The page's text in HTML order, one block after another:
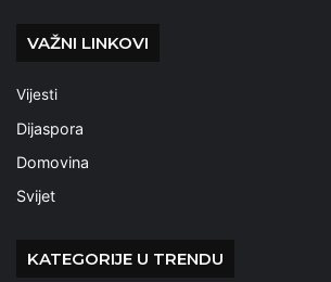
VAŽNI LINKOVI
Vijesti
Dijaspora
Domovina
Svijet
KATEGORIJE U TRENDU